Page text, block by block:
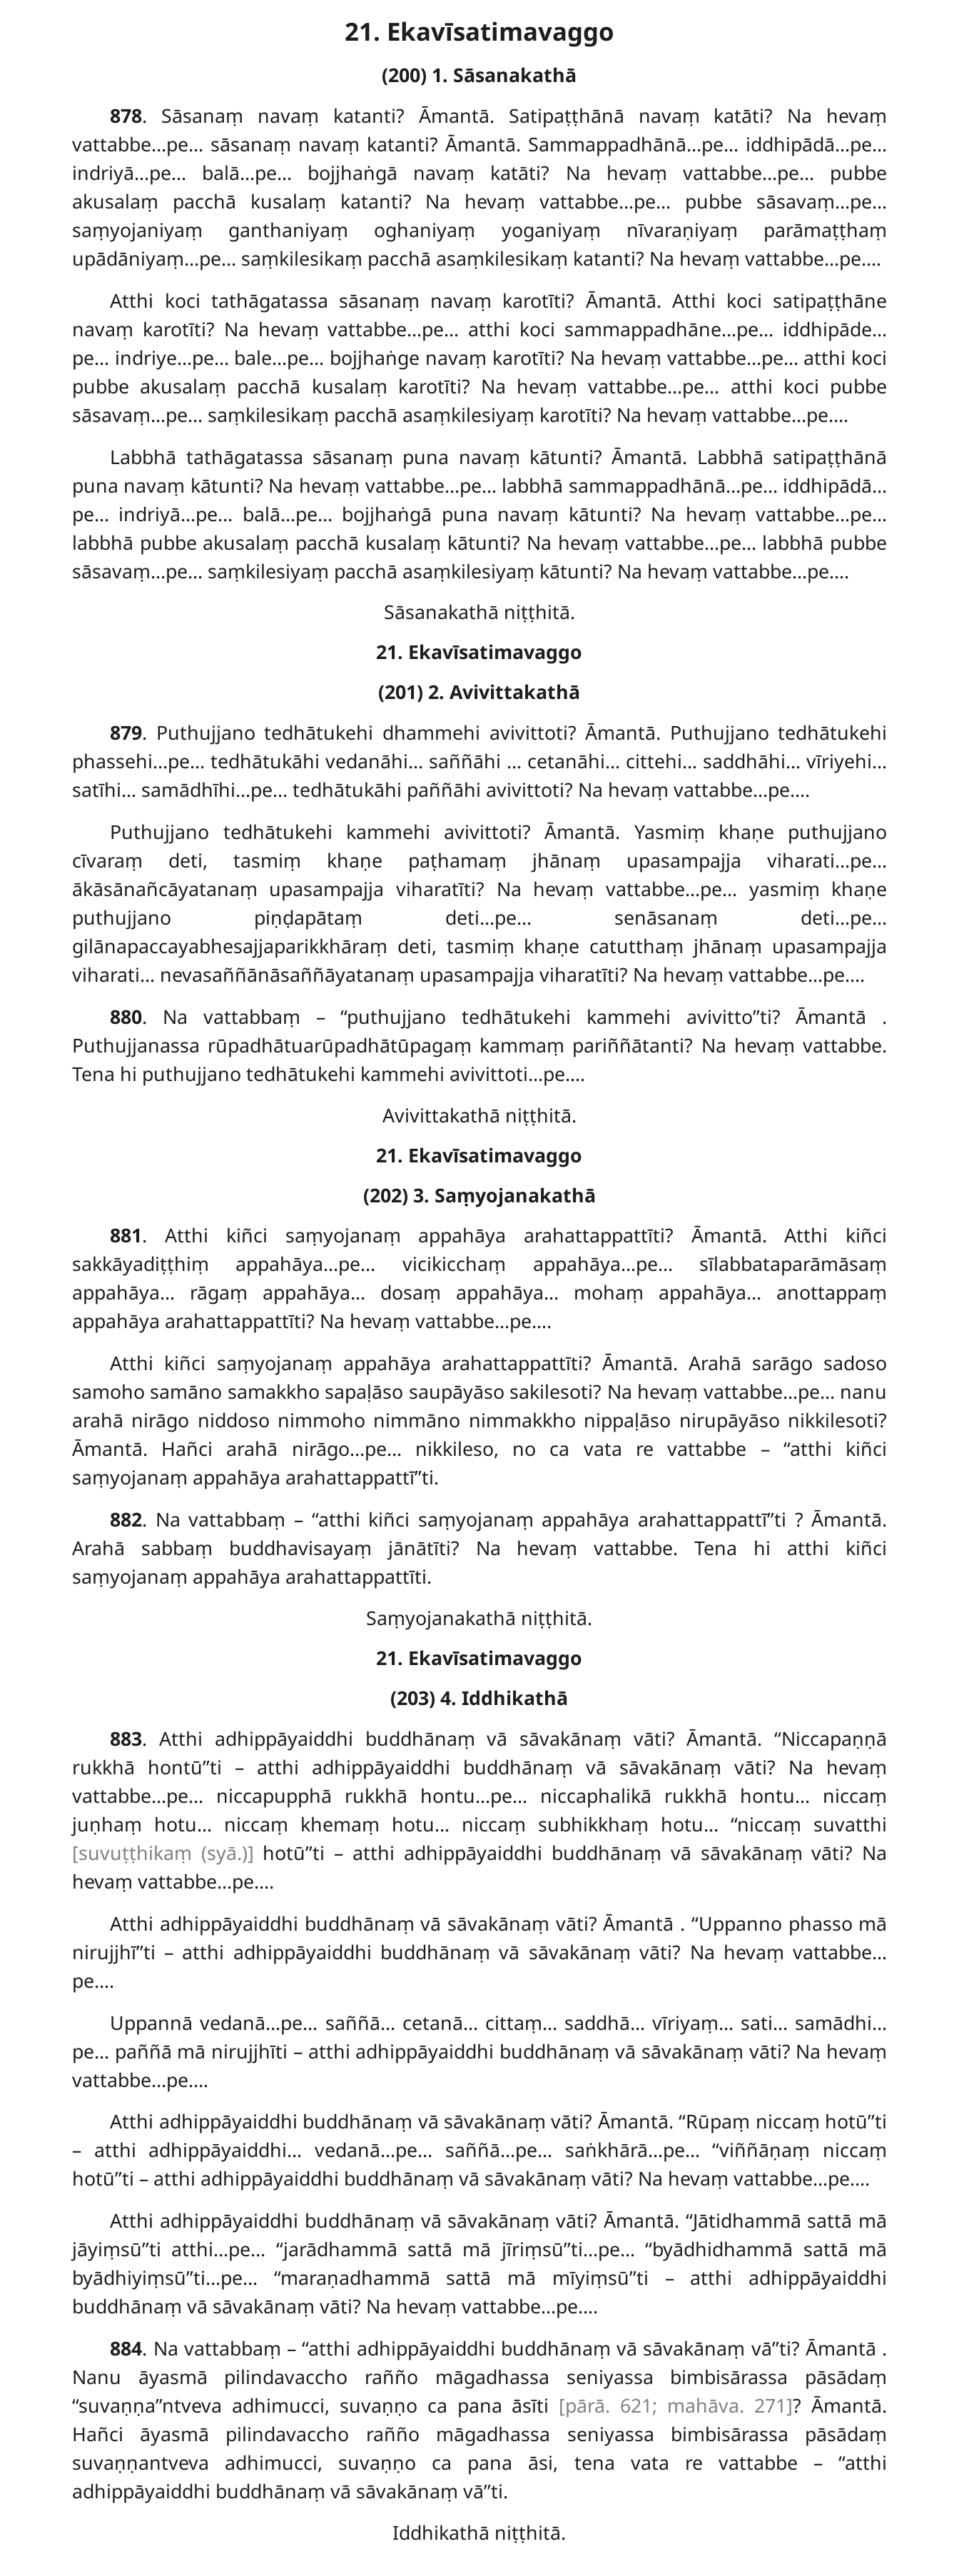
21. Ekavīsatimavaggo
(200) 1. Sāsanakathā
878. Sāsanaṃ navaṃ katanti? Āmantā. Satipaṭṭhānā navaṃ katāti? Na hevaṃ
vattabbe…pe… sāsanaṃ navaṃ katanti? Āmantā. Sammappadhānā…pe… iddhipādā…pe…
indriyā…pe… balā…pe… bojjhaṅgā navaṃ katāti? Na hevaṃ vattabbe…pe… pubbe
akusalaṃ pacchā kusalaṃ katanti? Na hevaṃ vattabbe…pe… pubbe sāsavaṃ…pe…
saṃyojaniyaṃ ganthaniyaṃ oghaniyaṃ yoganiyaṃ nīvaraṇiyaṃ parāmaṭṭhaṃ
upādāniyaṃ…pe… saṃkilesikaṃ pacchā asaṃkilesikaṃ katanti? Na hevaṃ vattabbe…pe….
Atthi koci tathāgatassa sāsanaṃ navaṃ karotīti? Āmantā. Atthi koci satipaṭṭhāne
navaṃ karotīti? Na hevaṃ vattabbe…pe… atthi koci sammappadhāne…pe… iddhipāde…
pe… indriye…pe… bale…pe… bojjhaṅge navaṃ karotīti? Na hevaṃ vattabbe…pe… atthi koci
pubbe akusalaṃ pacchā kusalaṃ karotīti? Na hevaṃ vattabbe…pe… atthi koci pubbe
sāsavaṃ…pe… saṃkilesikaṃ pacchā asaṃkilesiyaṃ karotīti? Na hevaṃ vattabbe…pe….
Labbhā tathāgatassa sāsanaṃ puna navaṃ kātunti? Āmantā. Labbhā satipaṭṭhānā
puna navaṃ kātunti? Na hevaṃ vattabbe…pe… labbhā sammappadhānā…pe… iddhipādā…
pe… indriyā…pe… balā…pe… bojjhaṅgā puna navaṃ kātunti? Na hevaṃ vattabbe…pe…
labbhā pubbe akusalaṃ pacchā kusalaṃ kātunti? Na hevaṃ vattabbe…pe… labbhā pubbe
sāsavaṃ…pe… saṃkilesiyaṃ pacchā asaṃkilesiyaṃ kātunti? Na hevaṃ vattabbe…pe….
Sāsanakathā niṭṭhitā.
21. Ekavīsatimavaggo
(201) 2. Avivittakathā
879. Puthujjanotedhātukehi dhammehi avivittoti? Āmantā. Puthujjano tedhātukehi
phassehi…pe… tedhātukāhi vedanāhi… saññāhi … cetanāhi… cittehi… saddhāhi… vīriyehi…
satīhi… samādhīhi…pe… tedhātukāhi paññāhi avivittoti? Na hevaṃ vattabbe…pe….
Puthujjano tedhātukehi kammehi avivittoti? Āmantā. Yasmiṃ khaṇe puthujjano
cīvaraṃ deti, tasmiṃ khaṇe paṭhamaṃ jhānaṃ upasampajja viharati…pe…
ākāsānañcāyatanaṃ upasampajja viharatīti? Na hevaṃ vattabbe…pe… yasmiṃ khaṇe
puthujjano piṇḍapātaṃ deti…pe… senāsanaṃ deti…pe…
gilānapaccayabhesajjaparikkhāraṃ deti, tasmiṃ khaṇe catutthaṃ jhānaṃ upasampajja
viharati… nevasaññānāsaññāyatanaṃ upasampajja viharatīti? Na hevaṃ vattabbe…pe….
880. Na vattabbaṃ – ‘‘puthujjano tedhātukehi kammehi avivitto’’ti? Āmantā .
Puthujjanassa rūpadhātuarūpadhātūpagaṃ kammaṃ pariññātanti? Na hevaṃ vattabbe.
Tena hi puthujjano tedhātukehi kammehi avivittoti…pe….
Avivittakathā niṭṭhitā.
21. Ekavīsatimavaggo
(202) 3. Saṃyojanakathā
881. Atthi kiñci saṃyojanaṃ appahāya arahattappattīti? Āmantā. Atthi kiñci
sakkāyadiṭṭhiṃ appahāya…pe… vicikicchaṃ appahāya…pe… sīlabbataparāmāsaṃ
appahāya… rāgaṃ appahāya… dosaṃ appahāya… mohaṃ appahāya… anottappaṃ
appahāya arahattappattīti? Na hevaṃ vattabbe…pe….
Atthi kiñci saṃyojanaṃ appahāya arahattappattīti? Āmantā. Arahā sarāgo sadoso
samoho samāno samakkho sapaḷāso saupāyāso sakilesoti? Na hevaṃ vattabbe…pe… nanu
arahā nirāgo niddoso nimmoho nimmāno nimmakkho nippaḷāso nirupāyāso nikkilesoti?
Āmantā. Hañci arahā nirāgo…pe… nikkileso, no ca vata re vattabbe – ‘‘atthi kiñci
saṃyojanaṃ appahāya arahattappattī’’ti.
882. Navattabbaṃ – ‘‘atthi kiñci saṃyojanaṃ appahāya arahattappattī’’ti ? Āmantā.
Arahā sabbaṃ buddhavisayaṃ jānātīti? Na hevaṃ vattabbe. Tena hi atthi kiñci
saṃyojanaṃ appahāya arahattappattīti.
Saṃyojanakathā niṭṭhitā.
21. Ekavīsatimavaggo
(203) 4. Iddhikathā
883. Atthi adhippāyaiddhi buddhānaṃ vā sāvakānaṃ vāti? Āmantā. ‘‘Niccapaṇṇā
rukkhā hontū’’ti – atthi adhippāyaiddhi buddhānaṃ vā sāvakānaṃ vāti? Na hevaṃ
vattabbe…pe… niccapupphā rukkhā hontu…pe… niccaphalikā rukkhā hontu… niccaṃ
juṇhaṃ hotu… niccaṃ khemaṃ hotu… niccaṃ subhikkhaṃ hotu… ‘‘niccaṃ suvatthi
[suvuṭṭhikaṃ (syā.)] hotū’’ti – atthi adhippāyaiddhi buddhānaṃ vā sāvakānaṃ vāti? Na
hevaṃ vattabbe…pe….
Atthi adhippāyaiddhi buddhānaṃ vā sāvakānaṃ vāti? Āmantā . ‘‘Uppanno phasso mā
nirujjhī’’ti – atthi adhippāyaiddhi buddhānaṃ vā sāvakānaṃ vāti? Na hevaṃ vattabbe…
pe….
Uppannāvedanā…pe… saññā… cetanā… cittaṃ… saddhā… vīriyaṃ… sati… samādhi…
pe… paññā mā nirujjhīti – atthi adhippāyaiddhi buddhānaṃ vā sāvakānaṃ vāti? Na hevaṃ
vattabbe…pe….
Atthi adhippāyaiddhi buddhānaṃ vā sāvakānaṃ vāti? Āmantā. ‘‘Rūpaṃ niccaṃ hotū’’ti
– atthi adhippāyaiddhi… vedanā…pe… saññā…pe… saṅkhārā…pe… ‘‘viññāṇaṃ niccaṃ
hotū’’ti – atthi adhippāyaiddhi buddhānaṃ vā sāvakānaṃ vāti? Na hevaṃ vattabbe…pe….
Atthi adhippāyaiddhi buddhānaṃ vā sāvakānaṃ vāti? Āmantā. ‘‘Jātidhammā sattā mā
jāyiṃsū’’ti atthi…pe… ‘‘jarādhammā sattā mā jīriṃsū’’ti…pe… ‘‘byādhidhammā sattā mā
byādhiyiṃsū’’ti…pe… ‘‘maraṇadhammā sattā mā mīyiṃsū’’ti – atthi adhippāyaiddhi
buddhānaṃ vā sāvakānaṃ vāti? Na hevaṃ vattabbe…pe….
884. Na vattabbaṃ – ‘‘atthi adhippāyaiddhi buddhānaṃ vā sāvakānaṃ vā’’ti? Āmantā .
Nanu āyasmā pilindavaccho rañño māgadhassa seniyassa bimbisārassa pāsādaṃ
‘‘suvaṇṇa’’ntveva adhimucci, suvaṇṇo ca pana āsīti [pārā. 621; mahāva. 271]? Āmantā.
Hañci āyasmā pilindavaccho rañño māgadhassa seniyassa bimbisārassa pāsādaṃ
suvaṇṇantveva adhimucci, suvaṇṇo ca pana āsi, tena vata re vattabbe – ‘‘atthi
adhippāyaiddhi buddhānaṃ vā sāvakānaṃ vā’’ti.
Iddhikathā niṭṭhitā.